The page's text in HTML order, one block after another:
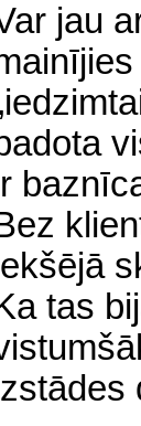
jau
tas